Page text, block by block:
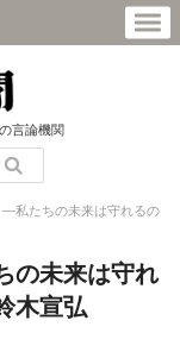
言論機関
―私たちの未来は守れるの
の未来は守れ
木宣弘